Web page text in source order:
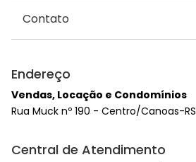
Contato
Endereço
Vendas, Locação e Condomínios
Rua Muck nº 190 - Centro/Canoas-RS
Central de Atendimento